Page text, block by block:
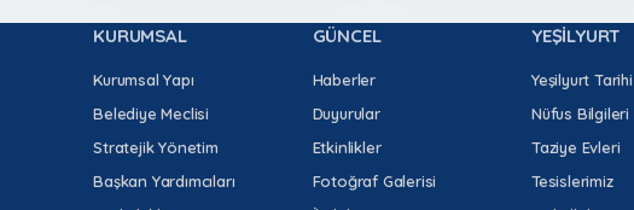
KURUMSAL
Kurumsal Yapı
Belediye Meclisi
Stratejik Yönetim
Başkan Yardımcıları
GÜNCEL
Haberler
Duyurular
Etkinlikler
Fotoğraf Galerisi
YEŞİLYURT
Yeşilyurt Tarihi
Nüfus Bilgileri
Taziye Evleri
Tesislerimiz